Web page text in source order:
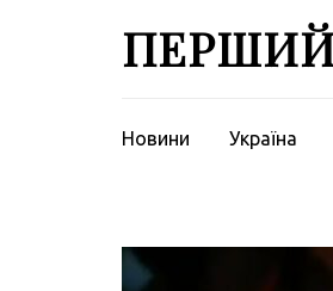
Новини Україна